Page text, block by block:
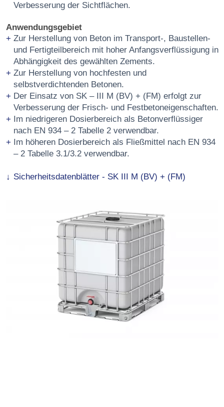
Verbesserung der Sichtflächen.
Anwendungsgebiet
Zur Herstellung von Beton im Transport-, Baustellen-
und Fertigteilbereich mit hoher Anfangsverflüssigung in
Abhängigkeit des gewählten Zements.
Zur Herstellung von hochfesten und
selbstverdichtenden Betonen.
Der Einsatz von SK – III M (BV) + (FM) erfolgt zur
Verbesserung der Frisch- und Festbetoneigenschaften.
Im niedrigeren Dosierbereich als Betonverflüssiger
nach EN 934 – 2 Tabelle 2 verwendbar.
Im höheren Dosierbereich als Fließmittel nach EN 934
– 2 Tabelle 3.1/3.2 verwendbar.
Sicherheitsdatenblätter - SK III M (BV) + (FM)